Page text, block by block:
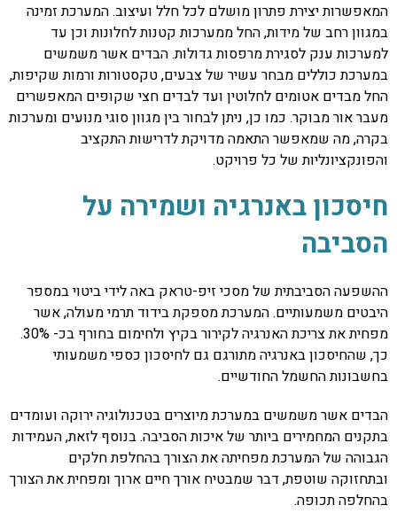
המאפשרות יצירת פתרון מושלם לכל חלל ועיצוב. המערכת זמינה
במגוון רחב של מידות, החל ממערכות קטנות לחלונות וכן עד
למערכות ענק לסגירת מרפסות גדולות. הבדים אשר משמשים
במערכת כוללים מבחר עשיר של צבעים, טקסטורות ורמות שקיפות,
החל מבדים אטומים לחלוטין ועד לבדים חצי שקופים המאפשרים
מעבר אור מבוקר. כמו כן, ניתן לבחור בין מגוון סוגי מנועים ומערכות
בקרה, מה שמאפשר התאמה מדויקת לדרישות התקציב
והפונקציונליות של כל פרויקט.
חיסכון באנרגיה ושמירה על
הסביבה
ההשפעה הסביבתית של מסכי זיפ-טראק באה לידי ביטוי במספר
היבטים משמעותיים. המערכת מספקת בידוד תרמי מעולה, אשר
מפחית את צריכת האנרגיה לקירור בקיץ ולחימום בחורף בכ- 30%.
כך, שהחיסכון באנרגיה מתורגם גם לחיסכון כספי משמעותי
בחשבונות החשמל החודשיים.
הבדים אשר משמשים במערכת מיוצרים בטכנולוגיה ירוקה ועומדים
בתקנים המחמירים ביותר של איכות הסביבה. בנוסף לזאת, העמידות
הגבוהה של המערכת מפחיתה את הצורך בהחלפת חלקים
ובתחזוקה שוטפת, דבר שמבטיח אורך חיים ארוך ומפחית את הצורך
בהחלפה תכופה.